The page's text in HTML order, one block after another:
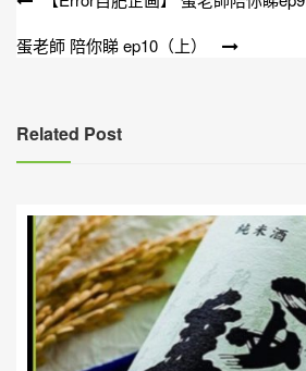
章
蛋老師 陪你睇 ep10（上）
Related Post